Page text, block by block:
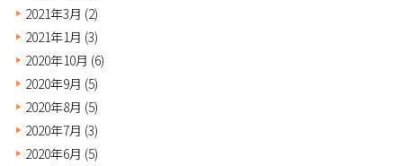
2021年3月 (2)
2021年1月 (3)
2020年10月 (6)
2020年9月 (5)
2020年8月 (5)
2020年7月 (3)
2020年6月 (5)